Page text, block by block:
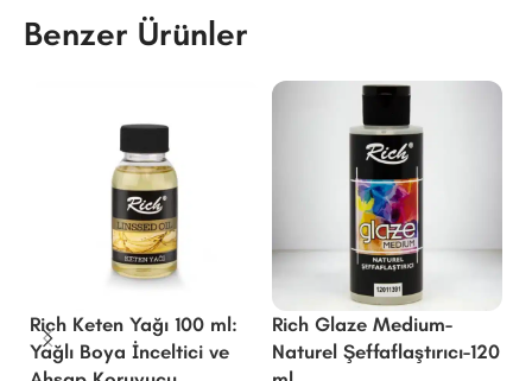
Benzer Ürünler
Rich Keten Yağı 100 ml:
Yağlı Boya İnceltici ve
Rich Glaze Medium-
Naturel Şeffaflaştırıcı-120